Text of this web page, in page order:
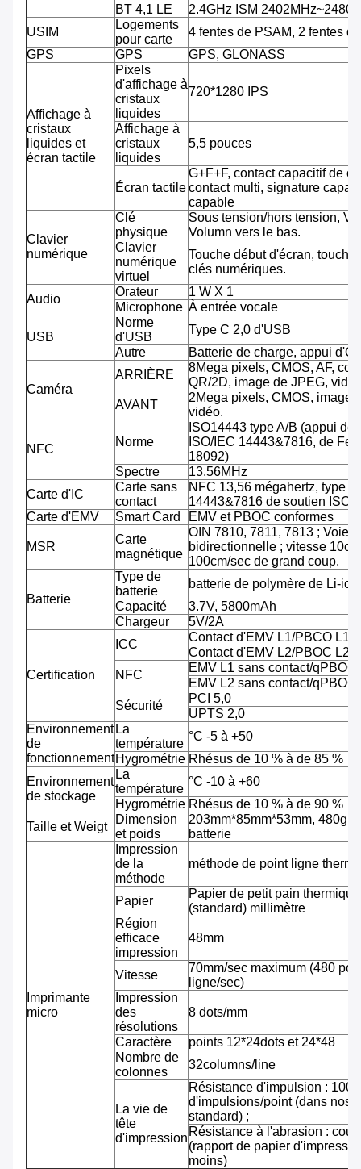
BT 4,1 LE
2.4GHz ISM
USIM
Logements
pour carte
4 fentes de PSAM, 2 fentes
GPS
GPS GPS, GLONASS
Affichage à
cristaux
liquides et
écran tactile
Pixels
d'affichage à
cristaux
liquides
720*1280 IPS
Affichage à
cristaux
liquides
5,5 pouces
Écran tactile
G+F+F, contact capacitif de
contact multi, signature
capable
Clavier
numérique
Clé
physique
Sous tension/hors tension,
Volumn vers le bas.
Clavier
numérique
virtuel
Touche début d'écran, touche
clés numériques.
Audio
Orateur
1 W X 1
Microphone À entrée vocale
USB
Norme
d'USB
Type C 2,0 d'USB
Autre
Batterie de charge, appui
Caméra
ARRIÈRE
8Mega pixels, CMOS, AF,
QR/2D, image de JPEG,
AVANT
2Mega pixels, CMOS, image
vidéo.
NFC
Norme
ISO14443 type A/B (appui de
ISO/IEC 14443&7816, de
18092)
Spectre
13.56MHz
Carte d'IC
Carte sans
contact
NFC 13,56 mégahertz, type
14443&7816 de soutien ISO/
Carte d'EMV
Smart Card EMV et PBOC conformes
MSR
Carte
magnétique
OIN 7810, 7811, 7813 ; Voie
bidirectionnelle ; vitesse
100cm/sec de grand coup.
Batterie
Type de
batterie
batterie de polymère de Li-ion
Capacité
3.7V, 5800mAh
Chargeur
5V/2A
Certification
ICC
Contact d'EMV L1/PBCO L1
Contact d'EMV L2/PBOC L2
NFC
EMV L1 sans contact/qPBOC
EMV L2 sans contact/qPBOC
Sécurité
PCI 5,0
UPTS 2,0
Environnement
de
fonctionnement
La
température
°C -5 à +50
Hygrométrie Rhésus de 10 % à de 85 %
Environnement
de stockage
La
température
°C -10 à +60
Hygrométrie Rhésus de 10 % à de 90 %
Taille et Weigt
Dimension
et poids
203mm*85mm*53mm, 480g
batterie
Imprimante
micro
Impression
de la
méthode
méthode de point ligne
Papier
Papier de petit pain
(standard) millimètre
Région
efficace
impression
48mm
Vitesse
70mm/sec maximum (480
ligne/sec)
Impression
des
résolutions
8 dots/mm
Caractère
points 12*24dots et 24*48
Nombre de
colonnes
32columns/line
La vie de
tête
d'impression
Résistance d'impulsion : 100
d'impulsions/point (dans nos
standard) ;
Résistance à l'abrasion :
(rapport de papier
moins)